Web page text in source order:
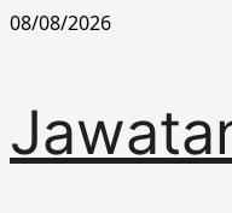
Skip
08/08/2026